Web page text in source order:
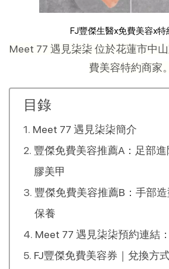
FJ豐傑生醫x免費美容x特
Meet 77 遇見柒柒 位於花蓮市中
費美容特約商家。
目錄
Meet 77 遇見柒柒簡介
豐傑免費美容推薦A：足部
膠美甲
豐傑免費美容推薦B：手部
保養
Meet 77 遇見柒柒預約連結
FJ豐傑免費美容券｜兌換方